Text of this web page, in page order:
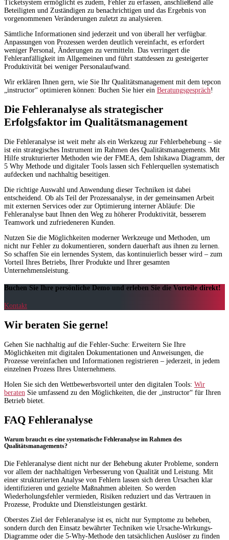
Ticketsystem ermöglicht es zudem, Fehler zu erfassen, anschließend alle
Beteiligten und Zuständigen zu benachrichtigen und das Ergebnis von
vorgenommenen Veränderungen zuletzt zu analysieren.
Sämtliche Informationen sind jederzeit und von überall her verfügbar.
Anpassungen von Prozessen werden deutlich vereinfacht, es erfordert
weniger Personal, Änderungen zu vermitteln. Das verringert die
Fehleranfälligkeit im Allgemeinen und führt stattdessen zu gesteigerter
Produktivität bei weniger Personalaufwand.
Wir erklären Ihnen gern, wie Sie Ihr Qualitätsmanagement mit dem tepcon
„instructor“ optimieren können: Buchen Sie hier ein Beratungsgespräch!
Die Fehleranalyse als strategischer
Erfolgsfaktor im Qualitätsmanagement
Die Fehleranalyse ist weit mehr als ein Werkzeug zur Fehlerbehebung – sie
ist ein strategisches Instrument im Rahmen des Qualitätsmanagements. Mit
Hilfe strukturierter Methoden wie der FMEA, dem Ishikawa Diagramm, der
5 Why Methode und digitaler Tools lassen sich Fehlerquellen systematisch
aufdecken und nachhaltig beseitigen.
Die richtige Auswahl und Anwendung dieser Techniken ist dabei
entscheidend. Ob als Teil der Prozessanalyse, in der gemeinsamen Arbeit
mit externen Services oder zur Optimierung interner Abläufe: Die
Fehleranalyse baut Ihnen den Weg zu höherer Produktivität, besserem
Teamwork und zufriedeneren Kunden.
Nutzen Sie die Möglichkeiten moderner Werkzeuge und Methoden, um
nicht nur Fehler zu dokumentieren, sondern dauerhaft aus ihnen zu lernen.
So schaffen Sie ein lernendes System, das kontinuierlich besser wird – zum
Vorteil Ihres Betriebs, Ihrer Produkte und Ihrer gesamten
Unternehmensleistung.
Buchen Sie Ihre persönliche Demo und erleben Sie die Vorteile direkt!
Kontakt
Wir beraten Sie gerne!
Gehen Sie nachhaltig auf die Fehler-Suche: Erweitern Sie Ihre
Möglichkeiten mit digitalen Dokumentationen und Anweisungen, die
Prozesse vereinfachen und Informationen registrieren – jederzeit, in jedem
einzelnen Prozess Ihres Unternehmens.
Holen Sie sich den Wettbewerbsvorteil unter den digitalen Tools: Wir
beraten Sie umfassend zu den Möglichkeiten, die der „instructor“ für Ihren
Betrieb bietet.
FAQ Fehleranalyse
Warum braucht es eine systematische Fehleranalyse im Rahmen des
Qualitätsmanagements?
Die Fehleranalyse dient nicht nur der Behebung akuter Probleme, sondern
vor allem der nachhaltigen Verbesserung von Qualität und Leistung. Mit
einer strukturierten Analyse von Fehlern lassen sich deren Ursachen klar
identifizieren und gezielte Maßnahmen ableiten. So werden
Wiederholungsfehler vermieden, Risiken reduziert und das Vertrauen in
Prozesse, Produkte und Dienstleistungen gestärkt.
Oberstes Ziel der Fehleranalyse ist es, nicht nur Symptome zu beheben,
sondern durch den Einsatz bewährter Techniken wie Ursache-Wirkungs-
Diagramme oder die 5-Why-Methode den tatsächlichen Auslöser zu finden